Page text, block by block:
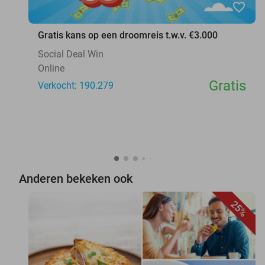
favorite_border
Gratis kans op een droomreis t.w.v. €3.000
Social Deal Win
Online
Verkocht: 190.279
Gratis
Anderen bekeken ook
25%